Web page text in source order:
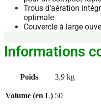
Trous d’aération
optimale
Couvercle à large
Informations
Poids 3,9 kg
Volume (en L) 50